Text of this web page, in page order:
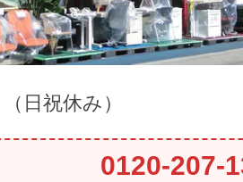
（日祝休み）
0120-207-